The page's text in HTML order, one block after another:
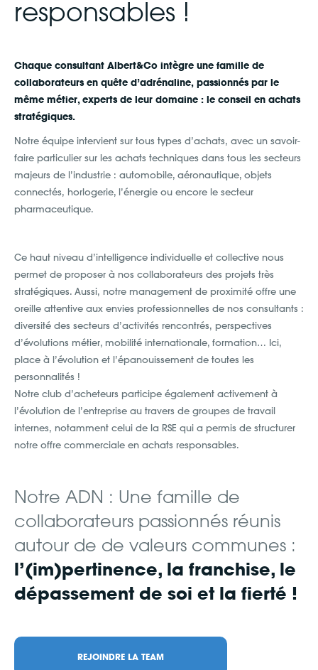
responsables !
Chaque consultant Albert&Co intègre une famille de
collaborateurs en quête d’adrénaline, passionnés par le
même métier, experts de leur domaine : le conseil en achats
stratégiques.
Notre équipe intervient sur tous types d’achats, avec un savoir-
faire particulier sur les achats techniques dans tous les secteurs
majeurs de l’industrie : automobile, aéronautique, objets
connectés, horlogerie, l’énergie ou encore le secteur
pharmaceutique.
Ce haut niveau d’intelligence individuelle et collective nous
permet de proposer à nos collaborateurs des projets très
stratégiques. Aussi, notre management de proximité offre une
oreille attentive aux envies professionnelles de nos consultants :
diversité des secteurs d’activités rencontrés, perspectives
d’évolutions métier, mobilité internationale, formation… Ici,
place à l’évolution et l’épanouissement de toutes les
personnalités !
Notre club d’acheteurs participe également activement à
l’évolution de l’entreprise au travers de groupes de travail
internes, notamment celui de la RSE qui a permis de structurer
notre offre commerciale en achats responsables.
Notre ADN : Une famille de
collaborateurs passionnés réunis
autour de de valeurs communes :
l’(im)pertinence, la franchise, le
dépassement de soi et la fierté !
REJOINDRE LA TEAM